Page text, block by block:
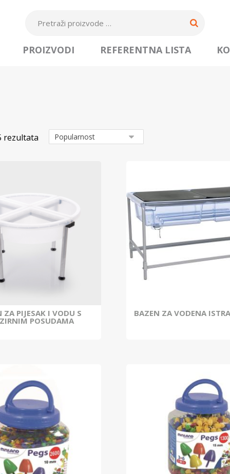
PROIZVODI REFERENTNA LISTA
rezultata
ZA PIJESAK I VODU S
POSUDAMA
BAZEN ZA VODENA